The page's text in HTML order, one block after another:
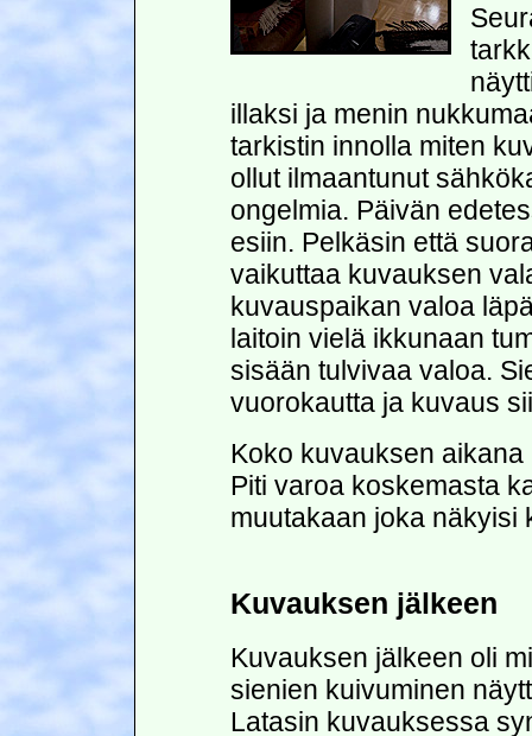
illaksi ja menin
tarkistin innolla miten
ollut ilmaantunut
ongelmia. Päivän
esiin. Pelkäsin että
vaikuttaa kuvauksen
kuvauspaikan valoa
laitoin vielä ikkunaan
sisään tulvivaa valoa.
vuorokautta ja kuvaus
Koko kuvauksen
Piti varoa koskemasta
muutakaan joka näkyisi
Kuvauksen jälkeen
Kuvauksen jälkeen oli
sienien kuivuminen
Latasin kuvauksessa